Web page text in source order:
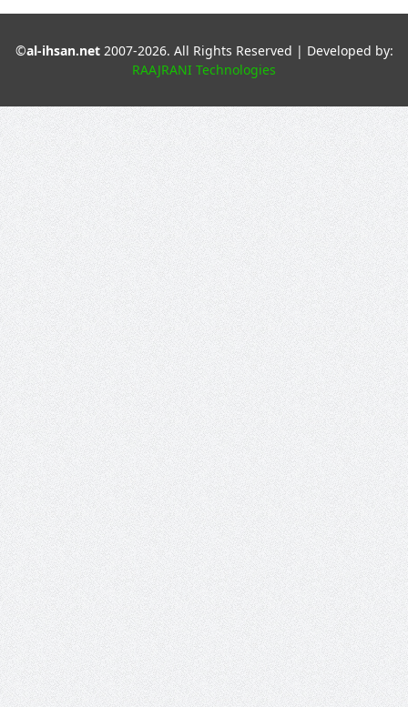
©al-ihsan.net2007-2026. All Rights Reserved | Developed by:
RAAJRANI Technologies